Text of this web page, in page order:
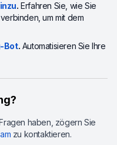
. Erfahren Sie, wie Sie
um mit dem
Bot. Automatisieren Sie Ihre
haben, zögern Sie
zu kontaktieren.